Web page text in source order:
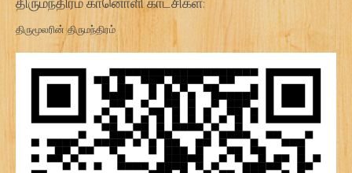
திருமூலரின் திருமந்திரம்